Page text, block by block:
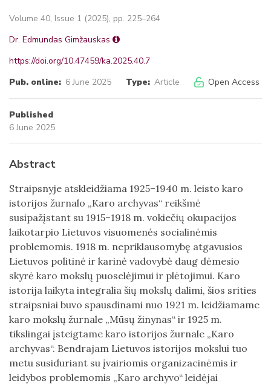
Volume 40, Issue 1 (2025), pp. 225–264
Dr. Edmundas Gimžauskas
https://doi.org/10.47459/ka.2025.40.7
Pub. online: 6 June 2025 Type: Article Open Access
Published
6 June 2025
Abstract
Straipsnyje atskleidžiama 1925–1940 m. leisto karo
istorijos žurnalo „Karo archyvas“ reikšmė
susipažįstant su 1915–1918 m. vokiečių okupacijos
laikotarpio Lietuvos visuomenės socialinėmis
problemomis. 1918 m. nepriklausomybę atgavusios
Lietuvos politinė ir karinė vadovybė daug dėmesio
skyrė karo mokslų puoselėjimui ir plėtojimui. Karo
istorija laikyta integralia šių mokslų dalimi, šios srities
straipsniai buvo spausdinami nuo 1921 m. leidžiamame
karo mokslų žurnale „Mūsų žinynas“ ir 1925 m.
tikslingai įsteigtame karo istorijos žurnale „Karo
archyvas“. Bendrajam Lietuvos istorijos mokslui tuo
metu susiduriant su įvairiomis organizacinėmis ir
leidybos problemomis „Karo archyvo“ leidėjai